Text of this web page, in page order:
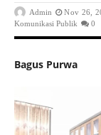
Admin Nov 26,
Komunikasi Publik
0
Bagus Purwa